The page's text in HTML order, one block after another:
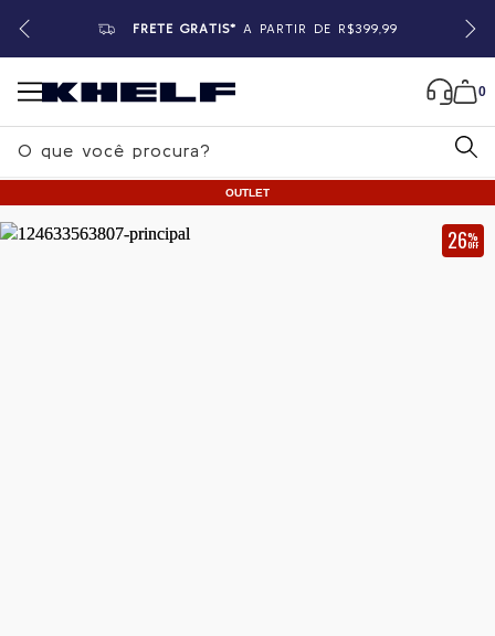
FRETE GRÁTIS* A PARTIR DE R$399,99
0
B
u
s
c
a
OUTLET
26%
OFF